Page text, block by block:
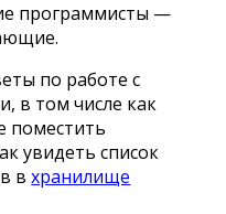
программисты —
по работе с
в том числе как
поместить
увидеть список
вхранилище